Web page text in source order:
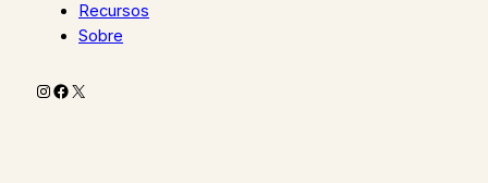
Recursos
Sobre
Instagram
Facebook
X